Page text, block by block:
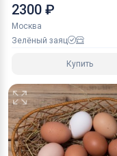
2300 ₽
Москва
Зелёный заяц
Купить